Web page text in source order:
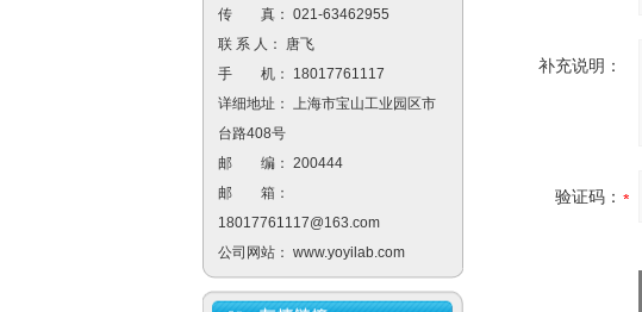
传 真： 021-63462955
联 系 人： 唐飞
手 机： 18017761117
详细地址： 上海市宝山工业园区市
台路408号
邮 编： 200444
邮 箱：
18017761117@163.com
公司网站： www.yoyilab.com
补充说明：
验证码：